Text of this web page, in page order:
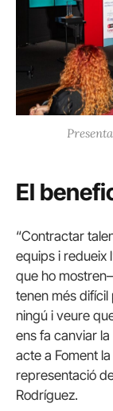
El
“Contractar
equips i redueix
que ho
tenen més
ningú i veure
ens fa canviar
acte a Foment
representació
Rodríguez.